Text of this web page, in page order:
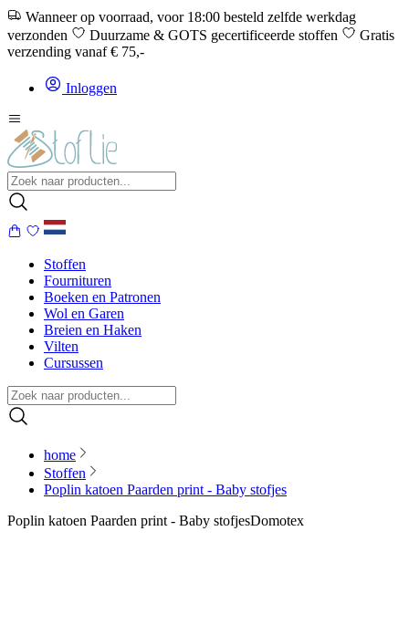
Wanneer op voorraad, voor 18:00 besteld zelfde werkdag
verzonden
Duurzame & GOTS gecertificeerde stoffen
Gratis
verzending vanaf € 75,-
Inloggen
Stoffen
Fournituren
Boeken en Patronen
Wol en Garen
Breien en Haken
Vilten
Cursussen
home
Stoffen
Poplin katoen Paarden print - Baby stofjes
Poplin katoen Paarden print - Baby stofjesDomotex